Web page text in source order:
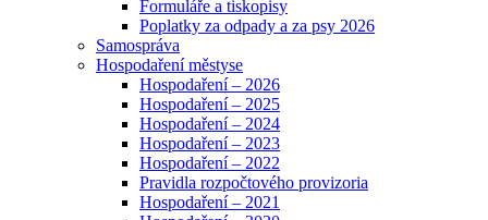
Formuláře a tiskopisy
Poplatky za odpady a za psy 2026
Samospráva
Hospodaření městyse
Hospodaření – 2026
Hospodaření – 2025
Hospodaření – 2024
Hospodaření – 2023
Hospodaření – 2022
Pravidla rozpočtového provizoria
Hospodaření – 2021